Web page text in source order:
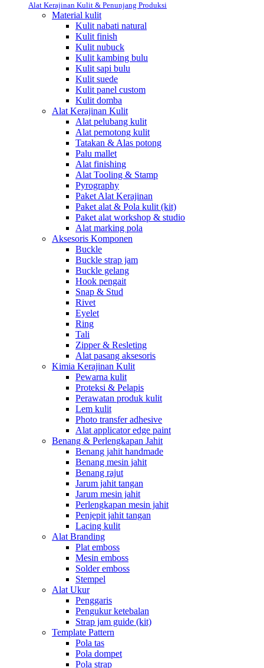
Alat Kerajinan Kulit & Penunjang Produksi
Material kulit
Kulit nabati natural
Kulit finish
Kulit nubuck
Kulit kambing bulu
Kulit sapi bulu
Kulit suede
Kulit panel custom
Kulit domba
Alat Kerajinan Kulit
Alat pelubang kulit
Alat pemotong kulit
Tatakan & Alas potong
Palu mallet
Alat finishing
Alat Tooling & Stamp
Pyrography
Paket Alat Kerajinan
Paket alat & Pola kulit (kit)
Paket alat workshop & studio
Alat marking pola
Aksesoris Komponen
Buckle
Buckle strap jam
Buckle gelang
Hook pengait
Snap & Stud
Rivet
Eyelet
Ring
Tali
Zipper & Resleting
Alat pasang aksesoris
Kimia Kerajinan Kulit
Pewarna kulit
Proteksi & Pelapis
Perawatan produk kulit
Lem kulit
Photo transfer adhesive
Alat applicator edge paint
Benang & Perlengkapan Jahit
Benang jahit handmade
Benang mesin jahit
Benang rajut
Jarum jahit tangan
Jarum mesin jahit
Perlengkapan mesin jahit
Penjepit jahit tangan
Lacing kulit
Alat Branding
Plat emboss
Mesin emboss
Solder emboss
Stempel
Alat Ukur
Penggaris
Pengukur ketebalan
Strap jam guide (kit)
Template Pattern
Pola tas
Pola dompet
Pola strap